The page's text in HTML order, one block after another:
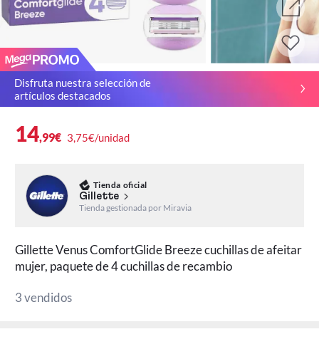
Disfruta nuestra selección de
artículos destacados
14,99€ 3,75€/unidad
Tienda oficial
Gillette
Tienda gestionada por Miravia
Gillette Venus ComfortGlide Breeze cuchillas de afeitar
mujer, paquete de 4 cuchillas de recambio
3 vendidos